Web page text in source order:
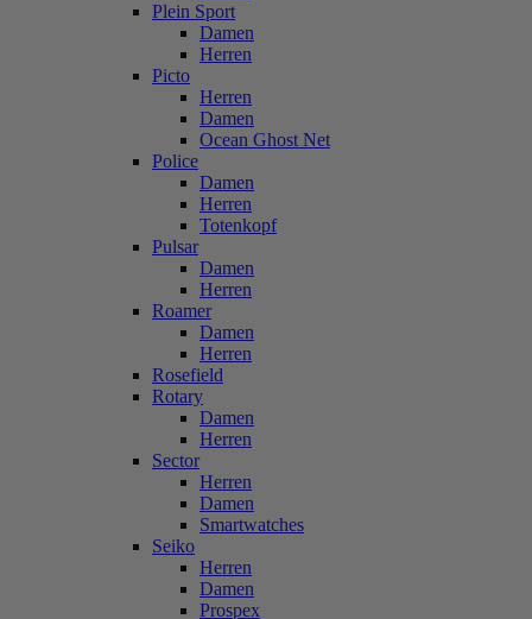
Plein Sport
Damen
Herren
Picto
Herren
Damen
Ocean Ghost Net
Police
Damen
Herren
Totenkopf
Pulsar
Damen
Herren
Roamer
Damen
Herren
Rosefield
Rotary
Damen
Herren
Sector
Herren
Damen
Smartwatches
Seiko
Herren
Damen
Prospex